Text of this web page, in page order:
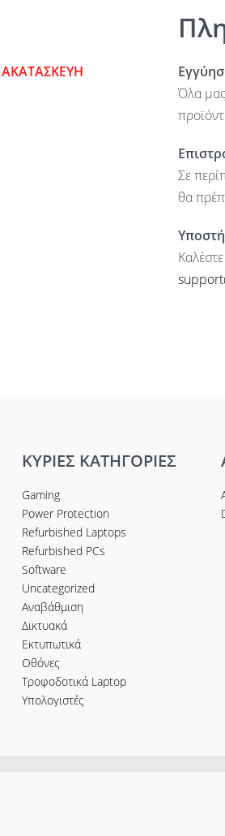
Όλα
Σε
θα
ΚΥΡΙΕΣ ΚΑΤΗΓΟΡΙΕΣ
Gaming
Power Protection
Refurbished Laptops
Refurbished PCs
Software
Uncategorized
Αναβάθμιση
Δικτυακά
Εκτυπωτικά
Οθόνες
Τροφοδοτικά Laptop
Υπολογιστές